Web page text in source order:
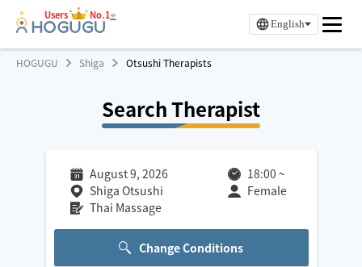
Users No.1※
English
HOGUGU Shiga Otsushi Therapists
Search Therapist
August 9, 2026 18:00 ~
Shiga Otsushi
Female
Thai Massage
Change Conditions